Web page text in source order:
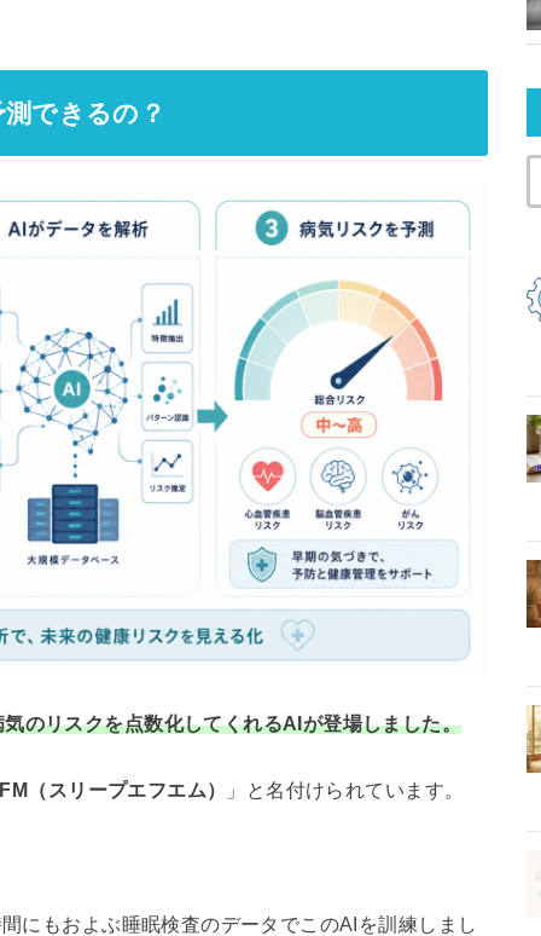
できるの？
のリスクを点数化してくれるAIが登場しました。
（スリープエフエム） 」と名付けられています。
にもおよぶ睡眠検査のデータでこのAIを訓練しまし